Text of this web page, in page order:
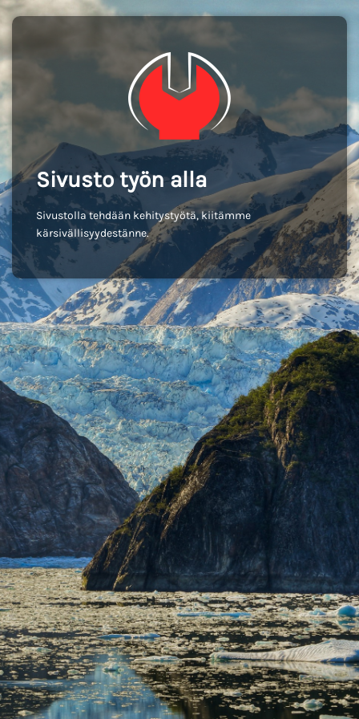
Sivusto työn alla
Sivustolla tehdään kehitystyötä, kiitämme
kärsivällisyydestänne.